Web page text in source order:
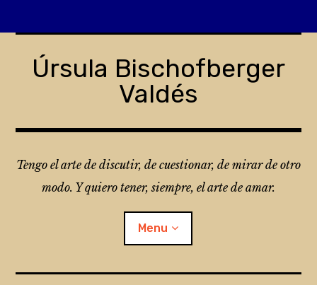
contentÚrsula Bischofberger
Valdés
Tengo el arte de discutir, de cuestionar, de mirar de otro
modo. Y quiero tener, siempre, el arte de amar.
Menu